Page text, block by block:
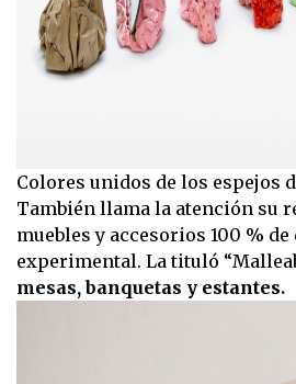
Colores unidos de los espejos
También llama la atención su
muebles y accesorios 100 % de
experimental. La tituló
mesas, banquetas y estantes.